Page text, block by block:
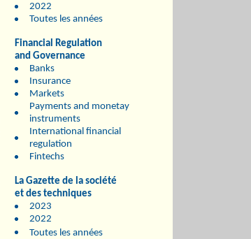
2022
Toutes les années
Financial Regulation
and Governance
Banks
Insurance
Markets
Payments and monetay
instruments
International financial
regulation
Fintechs
La Gazette de la société
et des techniques
2023
2022
Toutes les années